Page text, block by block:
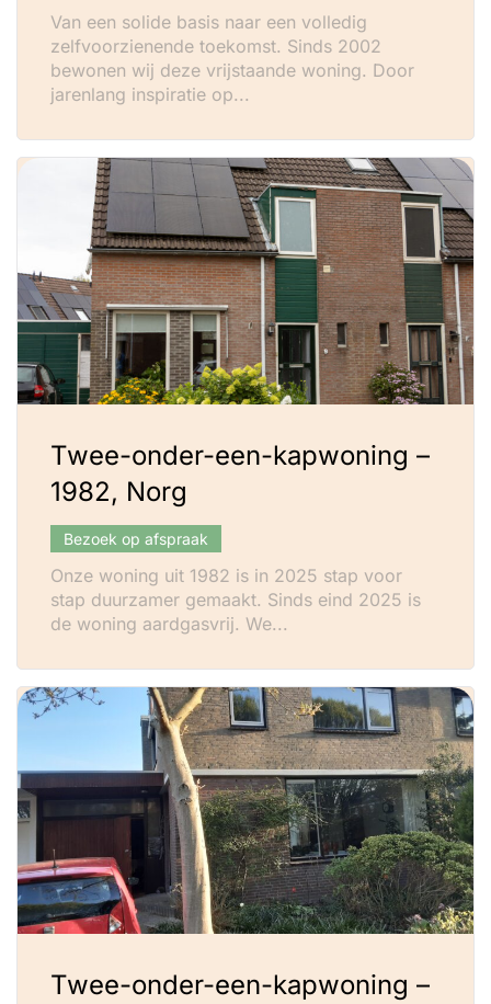
Van een solide basis naar een volledig
zelfvoorzienende toekomst. Sinds 2002
bewonen wij deze vrijstaande woning. Door
jarenlang inspiratie op...
Twee-onder-een-kapwoning –
1982, Norg
Bezoek op afspraak
Onze woning uit 1982 is in 2025 stap voor
stap duurzamer gemaakt. Sinds eind 2025 is
de woning aardgasvrij. We...
Twee-onder-een-kapwoning –